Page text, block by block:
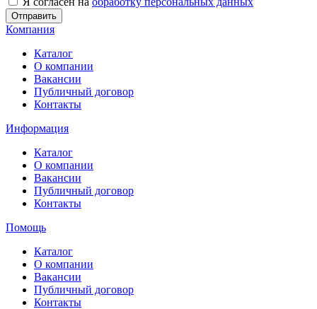
Отправить
Компания
Каталог
О компании
Вакансии
Публичный договор
Контакты
Информация
Каталог
О компании
Вакансии
Публичный договор
Контакты
Помощь
Каталог
О компании
Вакансии
Публичный договор
Контакты